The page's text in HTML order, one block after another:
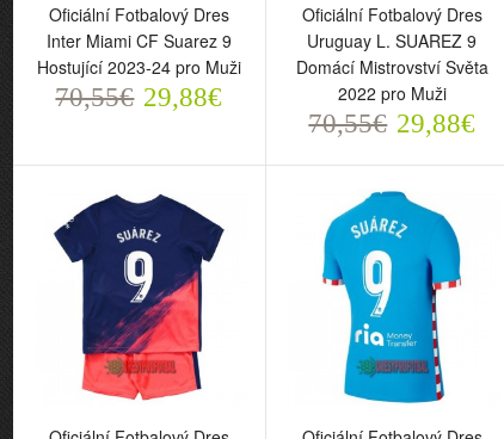
Oficiální Fotbalový Dres
Inter Miami CF Suarez 9
Hostující 2023-24 pro Muži
70,55€ 29,88€
Oficiální Fotbalový Dres
Uruguay L. SUAREZ 9
Domácí Mistrovství Světa
2022 pro Muži
70,55€ 29,88€
Oficiální Fotbalový Dres
Inter Miami CF Suarez 9
Hostující 2023-24 pro Muži
70,55€ 29,88€
Oficiální Fotbalový Dres
Uruguay L. SUAREZ 9
Domácí Mistrovství Světa
2022 pro Muži
70,55€ 29,88€